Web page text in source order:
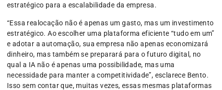
estratégico para a escalabilidade da empresa.
“Essa realocação não é apenas um gasto, mas um investimento
estratégico. Ao escolher uma plataforma eficiente “tudo em um”
e adotar a automação, sua empresa não apenas economizará
dinheiro, mas também se preparará para o futuro digital, no
qual a IA não é apenas uma possibilidade, mas uma
necessidade para manter a competitividade”, esclarece Bento.
Isso sem contar que, muitas vezes, essas mesmas plataformas